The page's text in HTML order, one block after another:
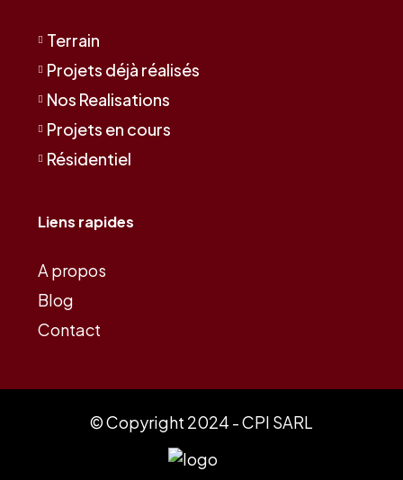
Terrain
Projets déjà réalisés
Nos Realisations
Projets en cours
Résidentiel
Liens rapides
A propos
Blog
Contact
© Copyright 2024 - CPI SARL